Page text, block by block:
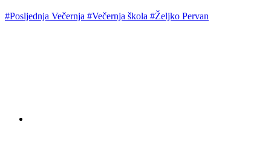
#Posljednja Večernja #Večernja škola #Željko Pervan